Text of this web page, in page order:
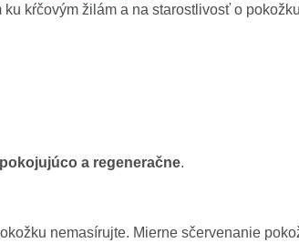
kŕčovým žilám a na starostlivosť o
a regeneračne.
nemasírujte. Mierne sčervenanie